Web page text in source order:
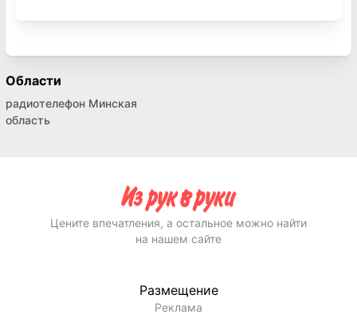
Области
радиотелефон Минская
область
Цените впечатления, а остальное можно найти
на нашем сайте
Размещение
Реклама